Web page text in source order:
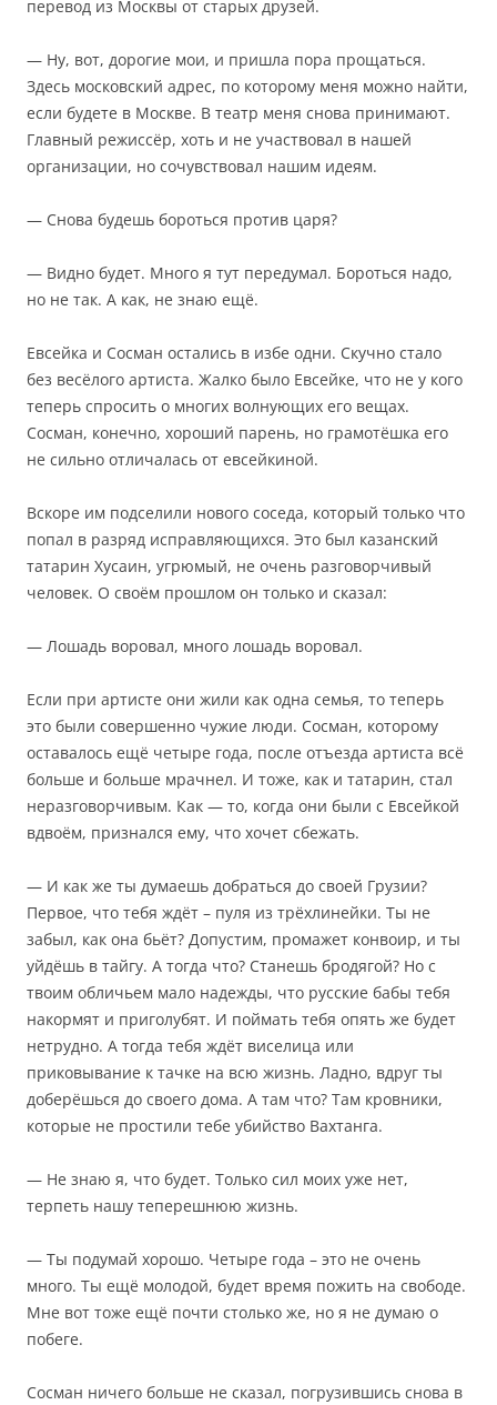
перевод из Москвы от старых друзей.
— Ну, вот, дорогие мои, и пришла пора прощаться.
Здесь московский адрес, по которому меня можно найти,
если будете в Москве. В театр меня снова принимают.
Главный режиссёр, хоть и не участвовал в нашей
организации, но сочувствовал нашим идеям.
— Снова будешь бороться против царя?
— Видно будет. Много я тут передумал. Бороться надо,
но не так. А как, не знаю ещё.
Евсейка и Сосман остались в избе одни. Скучно стало
без весёлого артиста. Жалко было Евсейке, что не у кого
теперь спросить о многих волнующих его вещах.
Сосман, конечно, хороший парень, но грамотёшка его
не сильно отличалась от евсейкиной.
Вскоре им подселили нового соседа, который только что
попал в разряд исправляющихся. Это был казанский
татарин Хусаин, угрюмый, не очень разговорчивый
человек. О своём прошлом он только и сказал:
— Лошадь воровал, много лошадь воровал.
Если при артисте они жили как одна семья, то теперь
это были совершенно чужие люди. Сосман, которому
оставалось ещё четыре года, после отъезда артиста всё
больше и больше мрачнел. И тоже, как и татарин, стал
неразговорчивым. Как — то, когда они были с Евсейкой
вдвоём, признался ему, что хочет сбежать.
— И как же ты думаешь добраться до своей Грузии?
Первое, что тебя ждёт – пуля из трёхлинейки. Ты не
забыл, как она бьёт? Допустим, промажет конвоир, и ты
уйдёшь в тайгу. А тогда что? Станешь бродягой? Но с
твоим обличьем мало надежды, что русские бабы тебя
накормят и приголубят. И поймать тебя опять же будет
нетрудно. А тогда тебя ждёт виселица или
приковывание к тачке на всю жизнь. Ладно, вдруг ты
доберёшься до своего дома. А там что? Там кровники,
которые не простили тебе убийство Вахтанга.
— Не знаю я, что будет. Только сил моих уже нет,
терпеть нашу теперешнюю жизнь.
— Ты подумай хорошо. Четыре года – это не очень
много. Ты ещё молодой, будет время пожить на свободе.
Мне вот тоже ещё почти столько же, но я не думаю о
побеге.
Сосман ничего больше не сказал, погрузившись снова в